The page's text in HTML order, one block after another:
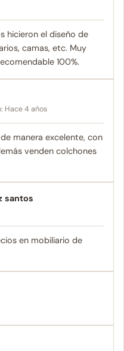
hicieron el diseño de
camas, etc. Muy
100%.
Hace 4 años
manera excelente, con
venden colchones
santos
en mobiliario de